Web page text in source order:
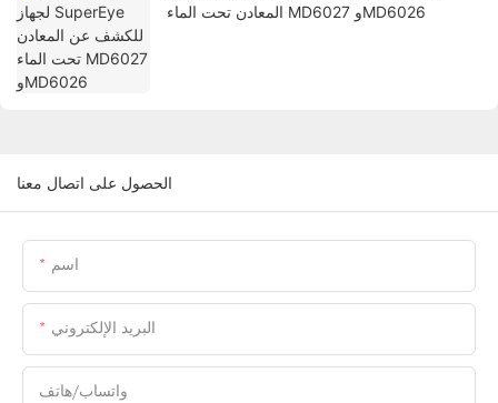
المعادن تحت الماء MD6027 وMD6026
الحصول على اتصال معنا
اسم
البريد الإلكتروني
واتساب/هاتف